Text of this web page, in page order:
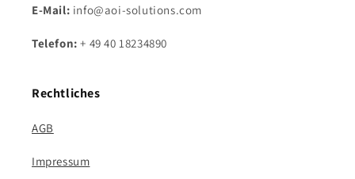
E-Mail: info@aoi-solutions.com
Telefon:+ 49 40 18234890
Rechtliches
AGB
Impressum